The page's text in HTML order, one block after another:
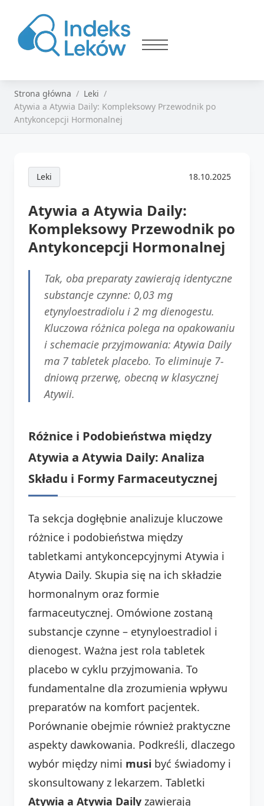
Strona główna
Leki
Atywia a Atywia Daily: Kompleksowy Przewodnik po
Antykoncepcji Hormonalnej
Leki 18.10.2025
Atywia a Atywia Daily:
Kompleksowy Przewodnik po
Antykoncepcji Hormonalnej
Tak, oba preparaty zawierają identyczne
substancje czynne: 0,03 mg
etynyloestradiolu i 2 mg dienogestu.
Kluczowa różnica polega na opakowaniu
i schemacie przyjmowania: Atywia Daily
ma 7 tabletek placebo. To eliminuje 7-
dniową przerwę, obecną w klasycznej
Atywii.
Różnice i Podobieństwa między
Atywia a Atywia Daily: Analiza
Składu i Formy Farmaceutycznej
Ta sekcja dogłębnie analizuje kluczowe
różnice i podobieństwa między
tabletkami antykoncepcyjnymi Atywia i
Atywia Daily. Skupia się na ich składzie
hormonalnym oraz formie
farmaceutycznej. Omówione zostaną
substancje czynne – etynyloestradiol i
dienogest. Ważna jest rola tabletek
placebo w cyklu przyjmowania. To
fundamentalne dla zrozumienia wpływu
preparatów na komfort pacjentek.
Porównanie obejmie również praktyczne
aspekty dawkowania. Podkreśli, dlaczego
wybór między nimi musi być świadomy i
skonsultowany z lekarzem. Tabletki
Atywia a Atywia Daily zawierają